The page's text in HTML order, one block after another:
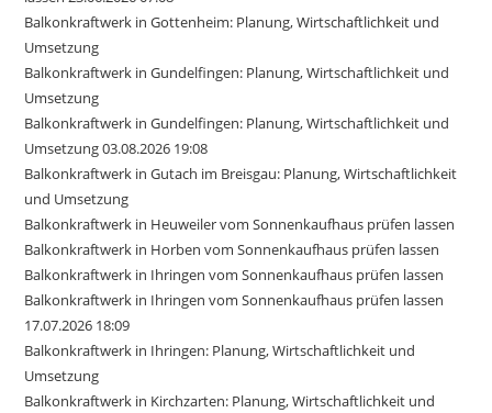
Balkonkraftwerk in Gottenheim: Planung, Wirtschaftlichkeit und
Umsetzung
Balkonkraftwerk in Gundelfingen: Planung, Wirtschaftlichkeit und
Umsetzung
Balkonkraftwerk in Gundelfingen: Planung, Wirtschaftlichkeit und
Umsetzung 03.08.2026 19:08
Balkonkraftwerk in Gutach im Breisgau: Planung, Wirtschaftlichkeit
und Umsetzung
Balkonkraftwerk in Heuweiler vom Sonnenkaufhaus prüfen lassen
Balkonkraftwerk in Horben vom Sonnenkaufhaus prüfen lassen
Balkonkraftwerk in Ihringen vom Sonnenkaufhaus prüfen lassen
Balkonkraftwerk in Ihringen vom Sonnenkaufhaus prüfen lassen
17.07.2026 18:09
Balkonkraftwerk in Ihringen: Planung, Wirtschaftlichkeit und
Umsetzung
Balkonkraftwerk in Kirchzarten: Planung, Wirtschaftlichkeit und